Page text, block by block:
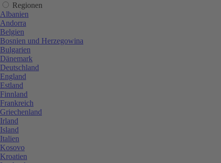
Regionen
Albanien
Andorra
Belgien
Bosnien und Herzegowina
Bulgarien
Dänemark
Deutschland
England
Estland
Finnland
Frankreich
Griechenland
Irland
Island
Italien
Kosovo
Kroatien